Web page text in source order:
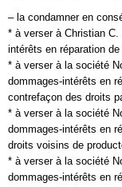
– la condamner en
* à verser à Christian
intérêts en réparation de
* à verser à la société
dommages-intérêts en
contrefaçon des droits
* à verser à la société
dommages-intérêts en
droits voisins de
* à verser à la société
dommages-intérêts en